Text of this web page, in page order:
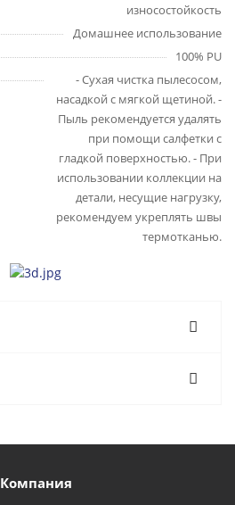
износостойкость
Домашнее использование
100% PU
- Сухая чистка пылесосом,
насадкой с мягкой щетиной. -
Пыль рекомендуется удалять
при помощи салфетки с
гладкой поверхностью. - При
использовании коллекции на
детали, несущие нагрузку,
рекомендуем укреплять швы
термотканью.
Компания